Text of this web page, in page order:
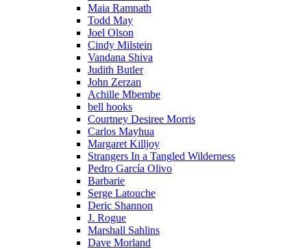
Maia Ramnath
Todd May
Joel Olson
Cindy Milstein
Vandana Shiva
Judith Butler
John Zerzan
Achille Mbembe
bell hooks
Courtney Desiree Morris
Carlos Mayhua
Margaret Killjoy
Strangers In a Tangled Wilderness
Pedro García Olivo
Barbarie
Serge Latouche
Deric Shannon
J. Rogue
Marshall Sahlins
Dave Morland